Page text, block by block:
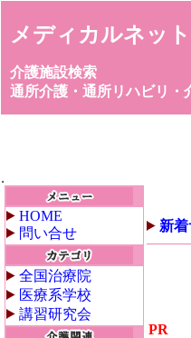
メディカルネッ
介護施設検索
通所介護・通所リハビリ・
HOME
問い合せ
全国治療院
医療系学校
講習研究会
新着
PR